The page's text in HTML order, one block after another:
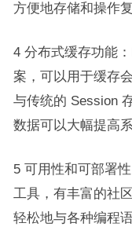
方便地存储和操作
4 分布式缓存功能
案，可以用于缓存
与传统的 Session
数据可以大幅提高
5 可用性和可部署
工具，有丰富的社
轻松地与各种编程